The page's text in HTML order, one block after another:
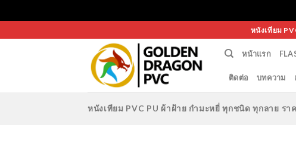
to
หนังเทียม
หน้าแรก
ติดต่อ บทความ
หนังเทียม PVC PU ผ้าฝ้าย กำมะหยี่ ทุกชนิด ทุกลาย ร